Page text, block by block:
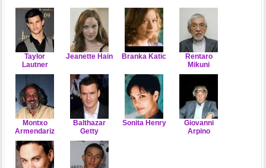
Taylor
Lautner
Jeanette Hain Branka Katic
Rentaro
Mikuni
Montxo
Armendariz
Balthazar
Getty
Sonita Henry
Giovanni
Arpino